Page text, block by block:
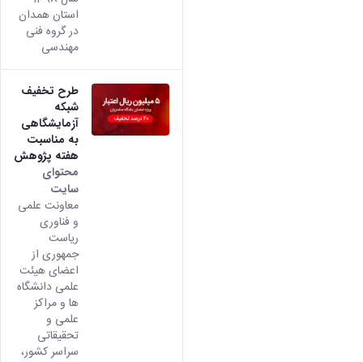
استان همدان
در گروه فنی
مهندسی
طرح تخفیف
شبکه
آزمایشگاهی
به مناسبت
هفته پژوهش
محتوای
سایت
معاونت علمی
و فناوری
ریاست
جمهوری از
اعضای هیئت
علمی دانشگاه
ها و مراکز
علمی و
تحقیقاتی
سراسر کشور،